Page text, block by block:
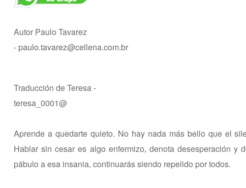
Autor Paulo Tavarez
- paulo.tavarez@cellena.com.br
Traducción de Teresa -
teresa_0001@
Aprende a quedarte quieto. No hay nada más bello que el
Hablar sin cesar es algo enfermizo, denota desesperación
pábulo a esa insania, continuarás siendo repelido por todos.